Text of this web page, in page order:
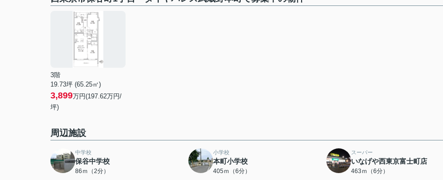
3階
19.73坪 (65.25㎡)
3,899万円(197.62万円/
坪)
周辺施設
中学校
保谷中学校
86ｍ（2分）
小学校
本町小学校
405ｍ（6分）
スーパー
いなげや西東京富士町店
463ｍ（6分）